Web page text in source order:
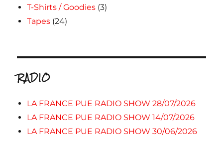
T-Shirts / Goodies (3)
Tapes (24)
RADIO
LA FRANCE PUE RADIO SHOW 28/07/2026
LA FRANCE PUE RADIO SHOW 14/07/2026
LA FRANCE PUE RADIO SHOW 30/06/2026